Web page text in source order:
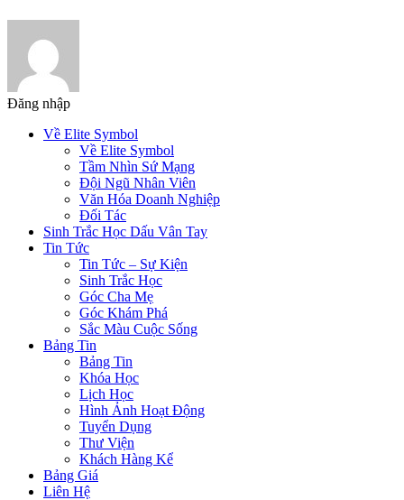
Đăng nhập
Về Elite Symbol
Về Elite Symbol
Tầm Nhìn Sứ Mạng
Đội Ngũ Nhân Viên
Văn Hóa Doanh Nghiệp
Đối Tác
Sinh Trắc Học Dấu Vân Tay
Tin Tức
Tin Tức – Sự Kiện
Sinh Trắc Học
Góc Cha Mẹ
Góc Khám Phá
Sắc Màu Cuộc Sống
Bảng Tin
Bảng Tin
Khóa Học
Lịch Học
Hình Ảnh Hoạt Động
Tuyển Dụng
Thư Viện
Khách Hàng Kể
Bảng Giá
Liên Hệ